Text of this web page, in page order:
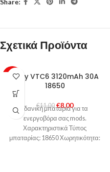
Σχετικά Προϊόντα
-27%Sony VTC6 3120mAh 30A
18650
€11,00 €8,00
Ιδανική μπαταρία για τα
ενεργοβόρα σας mods.
Χαρακτηριστικά Τύπος
μπαταρίας: 18650 Χωρητικότητα: